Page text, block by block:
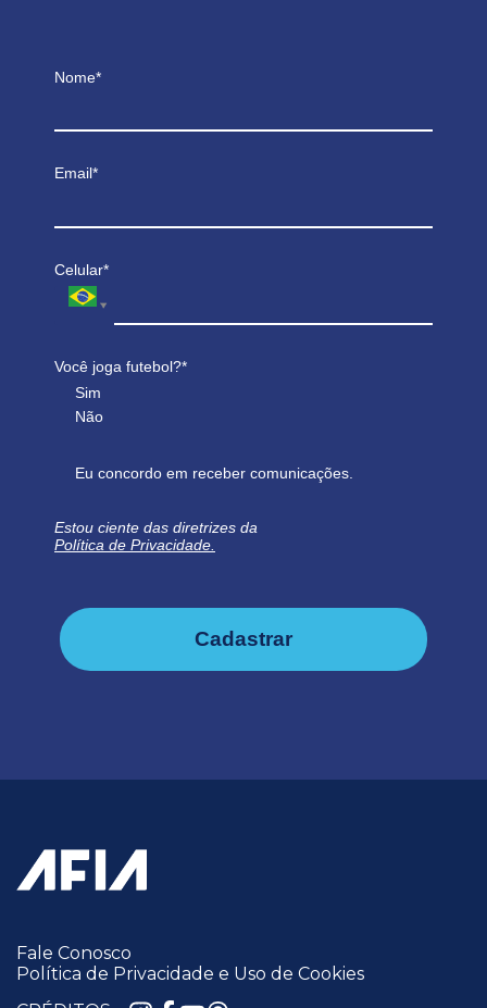
Nome*
Email*
Celular*
Você joga futebol?*
Sim
Não
Eu concordo em receber comunicações.
Estou ciente das diretrizes da
Política de Privacidade.
Cadastrar
Fale Conosco
Política de Privacidade e Uso de Cookies